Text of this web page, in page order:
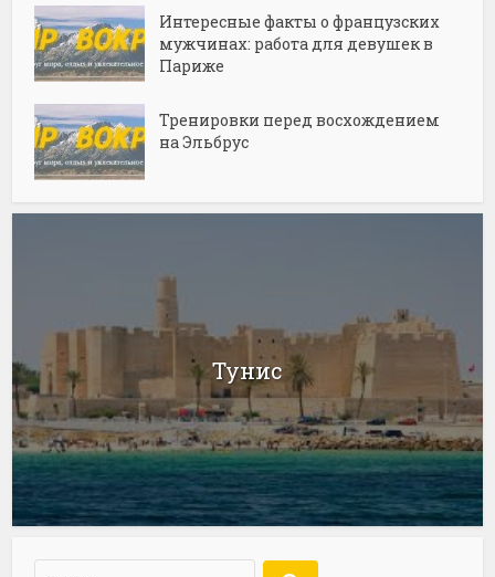
Интересные факты о французских
мужчинах: работа для девушек в
Париже
Тренировки перед восхождением
на Эльбрус
Тунис